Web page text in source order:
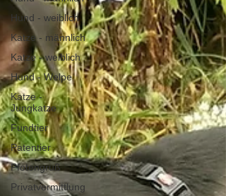
Hund - weiblich
Katze - männlich
Katze - weiblich
Hund - Welpe
Katze -
Jungkatze
Fundtier
Patentier
Pfotengruß
Privatvermittlung